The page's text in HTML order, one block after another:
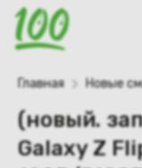
Главная Новые
(новый.
Galaxy Z